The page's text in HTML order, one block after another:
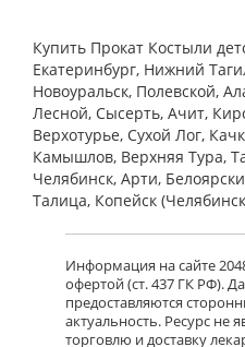
Купить Прокат Костыли
Екатеринбург, Нижний
Новоуральск, Полевской,
Лесной, Сысерть, Ачит,
Верхотурье, Сухой Лог,
Камышлов, Верхняя Тура,
Челябинск, Арти,
Талица, Копейск
Информация на сайте
офертой (ст. 437 ГК РФ).
предоставляются
актуальность. Ресурс не
торговлю и доставку